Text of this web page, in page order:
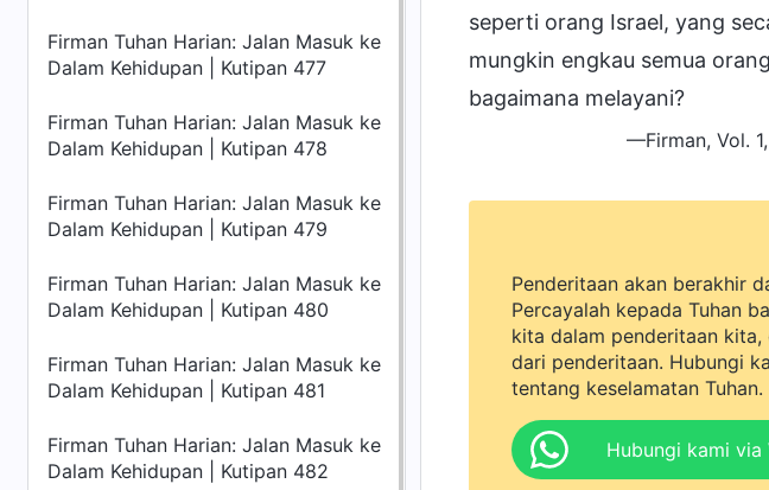
Firman Tuhan Harian: Jalan Masuk ke
Dalam Kehidupan | Kutipan 477
Firman Tuhan Harian: Jalan Masuk ke
Dalam Kehidupan | Kutipan 478
Firman Tuhan Harian: Jalan Masuk ke
Dalam Kehidupan | Kutipan 479
Firman Tuhan Harian: Jalan Masuk ke
Dalam Kehidupan | Kutipan 480
Firman Tuhan Harian: Jalan Masuk ke
Dalam Kehidupan | Kutipan 481
Firman Tuhan Harian: Jalan Masuk ke
Dalam Kehidupan | Kutipan 482
seperti orang Israel, yang
mungkin engkau semua
bagaimana melayani?
—Firman, Vol.
Penderitaan akan berakhir
Percayalah kepada Tuhan
kita dalam penderitaan
dari penderitaan. Hubungi
tentang keselamatan Tuhan.
Hubungi kami via